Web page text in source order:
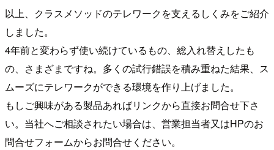
以上、クラスメソッドのテレワークを支えるしくみをご紹介
しました。
4年前と変わらず使い続けているもの、総入れ替えしたも
の、さまざまですね。多くの試行錯誤を積み重ねた結果、ス
ムーズにテレワークができる環境を作り上げました。
もしご興味がある製品あればリンクから直接お問合せ下さ
い。当社へご相談されたい場合は、営業担当者又はHPのお
問合せフォームからお問合せください。